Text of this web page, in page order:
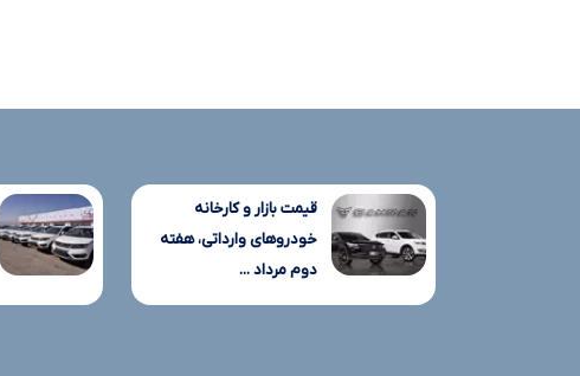
قیمت بازار و کارخانه
خودروهای وارداتی، هفته
دوم مرداد ...